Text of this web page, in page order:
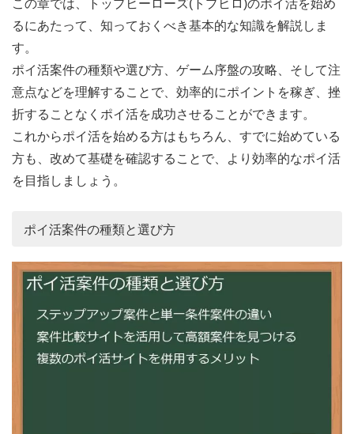
この章では、トップヒーローズ(トプヒロ)のポイ活を始め
るにあたって、知っておくべき基本的な知識を解説しま
す。
ポイ活案件の種類や選び方、ゲーム序盤の攻略、そして注
意点などを理解することで、効率的にポイントを稼ぎ、挫
折することなくポイ活を成功させることができます。
これからポイ活を始める方はもちろん、すでに始めている
方も、改めて基礎を確認することで、より効率的なポイ活
を目指しましょう。
ポイ活案件の種類と選び方